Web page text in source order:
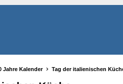
Jahre Kalender Tag der italienischen